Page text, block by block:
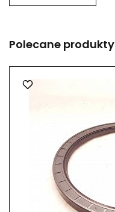
Polecane produkty